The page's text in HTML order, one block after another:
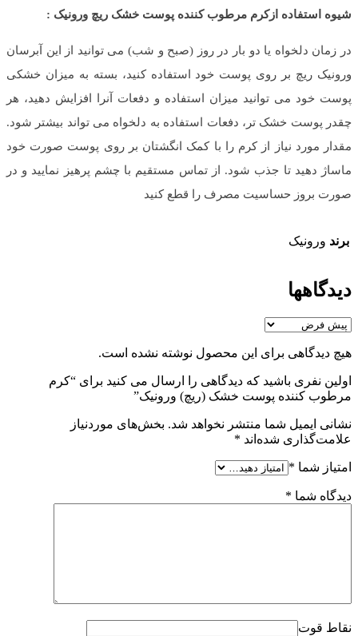
شیوه استفاده ازکرم مرطوب کننده پوست خشک ریچ ورونیک :
در زمان دلخواه یا دو بار در روز (صبح و شب) می توانید از این آبرسان
ورونیک ریچ بر روی پوست خود استفاده کنید، بسته به میزان خشکی
پوست خود می توانید میزان استفاده و دفعات آنرا افزایش دهید، هر
چقدر پوست خشک تر، دفعات استفاده به دلخواه می تواند بیشتر شود.
مقدار مورد نیاز از کرم را با کمک انگشتان بر روی پوست صورت خود
ماساژ دهید تا جذب شود. از تماس مستقیم با چشم پرهیز نمایید و در
صورت بروز حساسیت مصرف را قطع کنید
برند ورونیک
دیدگاهها
هیچ دیدگاهی برای این محصول نوشته نشده است.
اولین نفری باشید که دیدگاهی را ارسال می کنید برای “کرم
مرطوب کننده پوست خشک (ریچ) ورونیک”
نشانی ایمیل شما منتشر نخواهد شد. بخش‌های موردنیاز
علامت‌گذاری شده‌اند *
امتیاز شما *
دیدگاه شما *
نقاط قوت